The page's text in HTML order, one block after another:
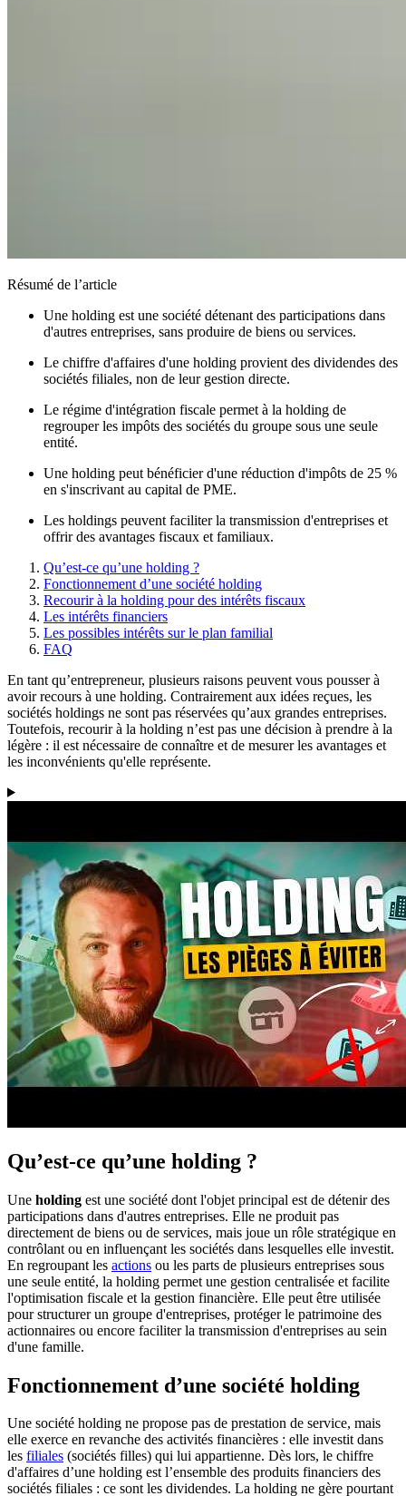
Résumé de l’article
Une holding est une société détenant des participations dans
d'autres entreprises, sans produire de biens ou services.
Le chiffre d'affaires d'une holding provient des dividendes des
sociétés filiales, non de leur gestion directe.
Le régime d'intégration fiscale permet à la holding de
regrouper les impôts des sociétés du groupe sous une seule
entité.
Une holding peut bénéficier d'une réduction d'impôts de 25 %
en s'inscrivant au capital de PME.
Les holdings peuvent faciliter la transmission d'entreprises et
offrir des avantages fiscaux et familiaux.
Qu’est-ce qu’une holding ?
Fonctionnement d’une société holding
Recourir à la holding pour des intérêts fiscaux
Les intérêts financiers
Les possibles intérêts sur le plan familial
FAQ
En tant qu’entrepreneur, plusieurs raisons peuvent vous pousser à
avoir recours à une holding. Contrairement aux idées reçues, les
sociétés holdings ne sont pas réservées qu’aux grandes entreprises.
Toutefois, recourir à la holding n’est pas une décision à prendre à la
légère : il est nécessaire de connaître et de mesurer les avantages et
les inconvénients qu'elle représente.
Qu’est-ce qu’une holding ?
Une holding est une société dont l'objet principal est de détenir des
participations dans d'autres entreprises. Elle ne produit pas
directement de biens ou de services, mais joue un rôle stratégique en
contrôlant ou en influençant les sociétés dans lesquelles elle investit.
En regroupant les actions ou les parts de plusieurs entreprises sous
une seule entité, la holding permet une gestion centralisée et facilite
l'optimisation fiscale et la gestion financière. Elle peut être utilisée
pour structurer un groupe d'entreprises, protéger le patrimoine des
actionnaires ou encore faciliter la transmission d'entreprises au sein
d'une famille.
Fonctionnement d’une société holding
Une société holding ne propose pas de prestation de service, mais
elle exerce en revanche des activités financières : elle investit dans
les filiales (sociétés filles) qui lui appartienne. Dès lors, le chiffre
d'affaires d’une holding est l’ensemble des produits financiers des
sociétés filiales : ce sont les dividendes. La holding ne gère pourtant